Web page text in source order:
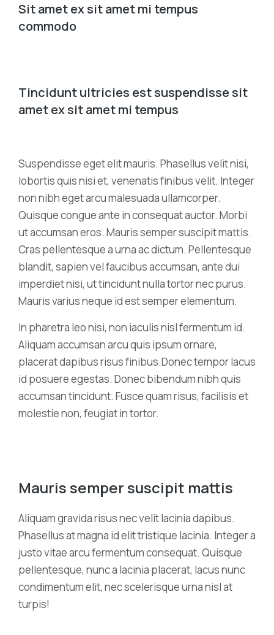
Sit amet ex sit amet mi tempus
commodo
Tincidunt ultricies est suspendisse sit
amet ex sit amet mi tempus
Suspendisse eget elit mauris. Phasellus velit nisi,
lobortis quis nisi et, venenatis finibus velit. Integer
non nibh eget arcu malesuada ullamcorper.
Quisque congue ante in consequat auctor. Morbi
ut accumsan eros. Mauris semper suscipit mattis.
Cras pellentesque a urna ac dictum. Pellentesque
blandit, sapien vel faucibus accumsan, ante dui
imperdiet nisi, ut tincidunt nulla tortor nec purus.
Mauris varius neque id est semper elementum.
In pharetra leo nisi, non iaculis nisl fermentum id.
Aliquam accumsan arcu quis ipsum ornare,
placerat dapibus risus finibus.Donec tempor lacus
id posuere egestas. Donec bibendum nibh quis
accumsan tincidunt. Fusce quam risus, facilisis et
molestie non, feugiat in tortor.
Mauris semper suscipit mattis
Aliquam gravida risus nec velit lacinia dapibus.
Phasellus at magna id elit tristique lacinia. Integer a
justo vitae arcu fermentum consequat. Quisque
pellentesque, nunc a lacinia placerat, lacus nunc
condimentum elit, nec scelerisque urna nisl at
turpis!